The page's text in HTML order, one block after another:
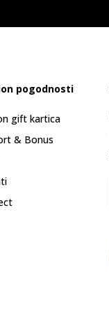
pogodnosti
gift kartica
& Bonus